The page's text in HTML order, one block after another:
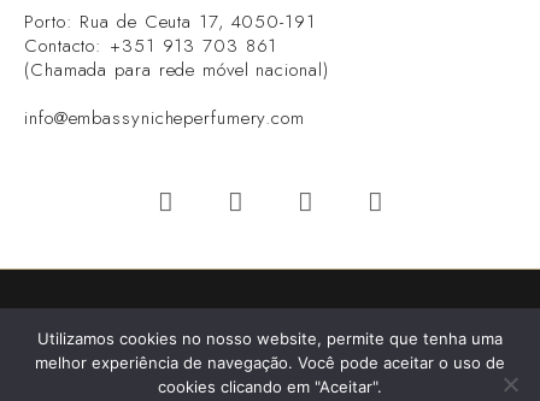
Porto: Rua de Ceuta 17, 4050-191
Contacto: +351 913 703 861
(Chamada para rede móvel nacional)
info@embassynicheperfumery.com
2026 - Desenvolvimento:
V.P
Utilizamos cookies no nosso website, permite que tenha uma
melhor experiência de navegação. Você pode aceitar o uso de
cookies clicando em "Aceitar".